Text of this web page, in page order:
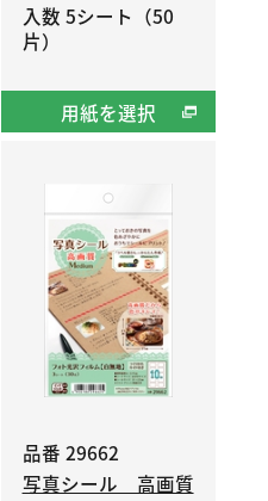
入数 5シート（50
片）
用紙を選択
品番 29662
写真シール 高画質